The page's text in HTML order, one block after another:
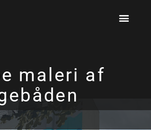
maleri af